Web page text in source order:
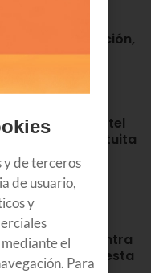
activación,
por zonas…
Bizkaia Euskaltel
Tu puerta gratuita
y formarte en
en
tecnología entra
equivocarse cuesta
y de terceros
de usuario,
y
el
Para